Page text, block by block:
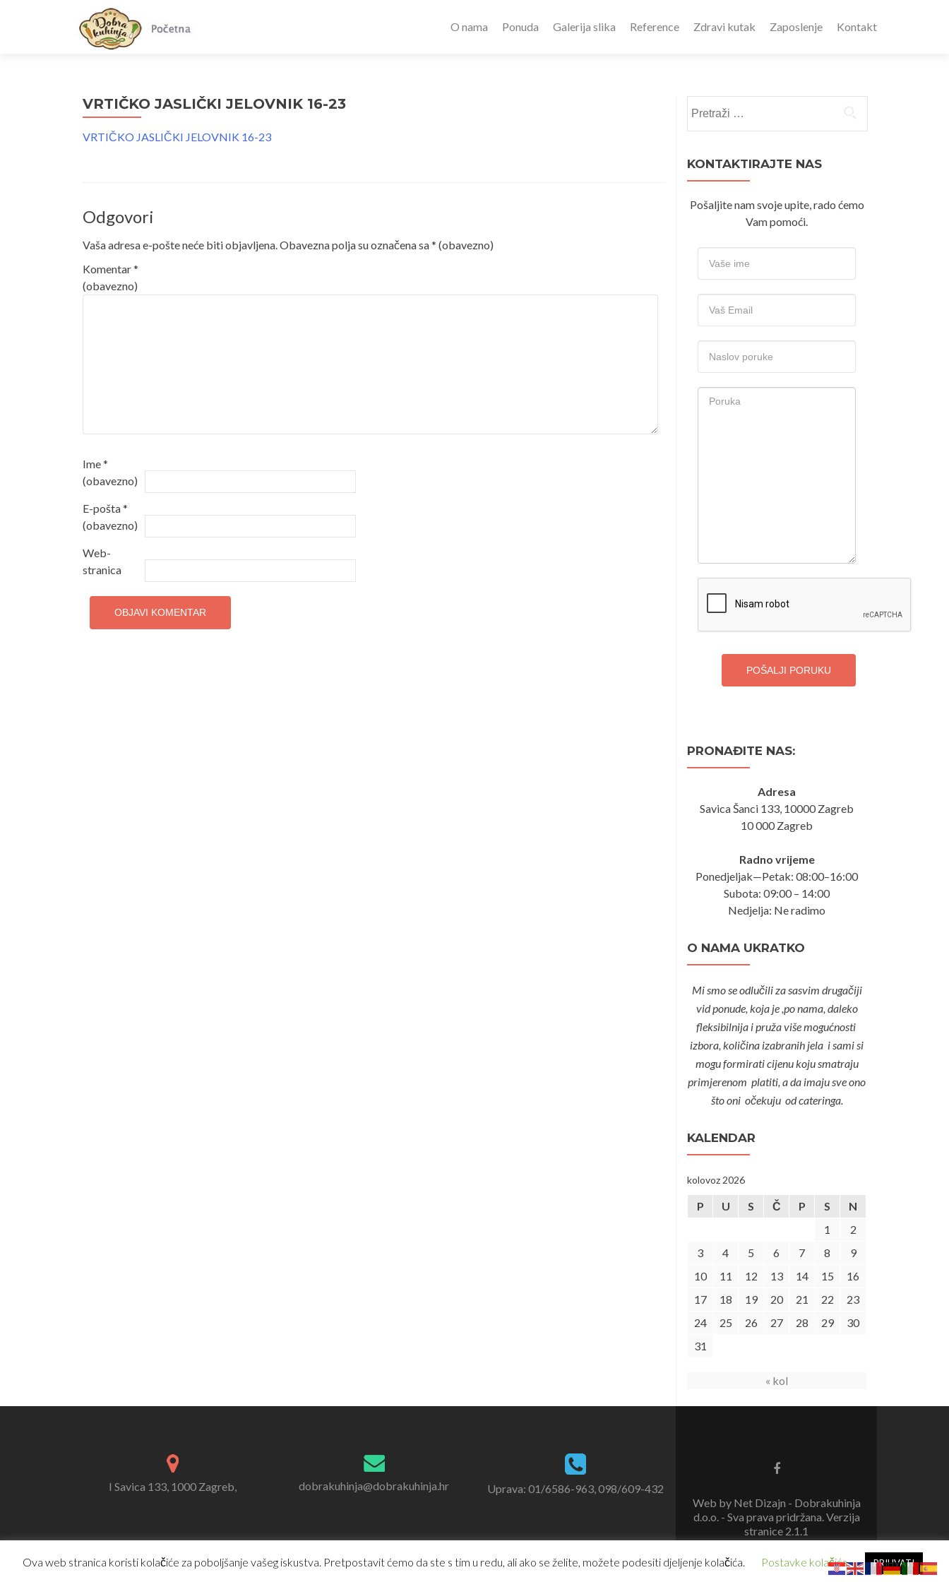
O nama Ponuda Galerija slika Reference Zdravi kutak Zaposlenje Kontakt
VRTIČKO JASLIČKI JELOVNIK 16-23
VRTIČKO JASLIČKI JELOVNIK 16-23
Odgovori
Vaša adresa e-pošte neće biti objavljena.Obavezna polja su označena sa* (obavezno)
Komentar*
(obavezno)
Ime*
(obavezno)
E-pošta*
(obavezno)
Web-
stranica
KONTAKTIRAJTE NAS
Pošaljite nam svoje upite, rado ćemo
Vam pomoći.
POŠALJI PORUKU
PRONAĐITE NAS:
Adresa
Savica Šanci 133, 10000 Zagreb
10 000 Zagreb
Radno vrijeme
Ponedjeljak—Petak: 08:00–16:00
Subota: 09:00 – 14:00
Nedjelja: Ne radimo
O NAMA UKRATKO
Mi smo se odlučili za sasvim drugačiji
vid ponude, koja je ,po nama, daleko
fleksibilnija i pruža više mogućnosti
izbora, količina izabranih jela i sami si
mogu formirati cijenu koju smatraju
primjerenom platiti, a da imaju sve ono
što oni očekuju od cateringa.
KALENDAR
kolovoz 2026
P U S Č P S
N
1
2
3
4 5 6 7 8
9
10
11 12 13 14 15
16
17
18 19 20 21 22
23
24
25 26 27 28 29
30
31
« kol
I Savica 133, 1000 Zagreb, dobrakuhinja@dobrakuhinja.hr
Uprava: 01/6586-963, 098/609-432
Web by Net Dizajn - Dobrakuhinja
d.o.o. - Sva prava pridržana. Verzija
stranice 2.1.1
Ova web stranica koristi kolačiće za poboljšanje vašeg iskustva. Pretpostavit ćemo da ste s tim u redu, ali ako se želite, možete podesiti djeljenje kolačića. Postavke kolačića PRIHVATI